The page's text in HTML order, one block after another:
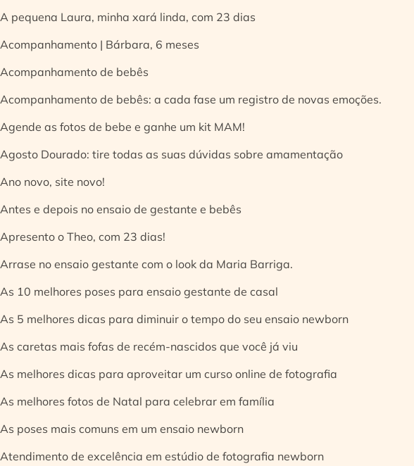
A pequena Laura, minha xará linda, com 23 dias
Acompanhamento | Bárbara, 6 meses
Acompanhamento de bebês
Acompanhamento de bebês: a cada fase um registro de novas emoções.
Agende as fotos de bebe e ganhe um kit MAM!
Agosto Dourado: tire todas as suas dúvidas sobre amamentação
Ano novo, site novo!
Antes e depois no ensaio de gestante e bebês
Apresento o Theo, com 23 dias!
Arrase no ensaio gestante com o look da Maria Barriga.
As 10 melhores poses para ensaio gestante de casal
As 5 melhores dicas para diminuir o tempo do seu ensaio newborn
As caretas mais fofas de recém-nascidos que você já viu
As melhores dicas para aproveitar um curso online de fotografia
As melhores fotos de Natal para celebrar em família
As poses mais comuns em um ensaio newborn
Atendimento de excelência em estúdio de fotografia newborn